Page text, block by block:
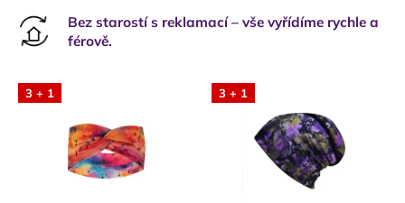
Bez starostí s reklamací – vše vyřídíme rychle a
férově.
3 + 1 3 + 1